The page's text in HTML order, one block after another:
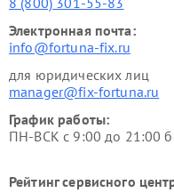
Электронная почта:
info@fortuna-fix.ru
для юридических лиц
manager@fix-fortuna.ru
График работы:
ПН-ВСК с 9:00 до 21:00
Рейтинг сервисного